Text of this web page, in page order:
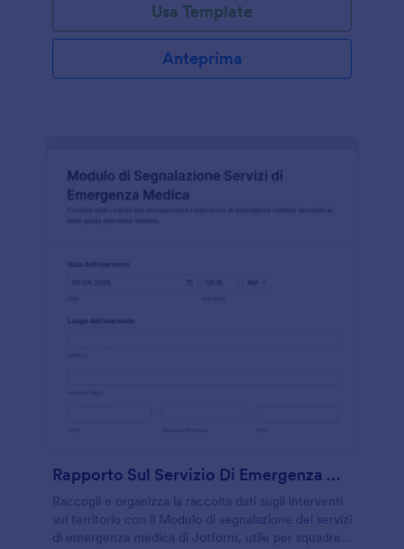
Usa Template
Anteprima
Rapporto Sul Servizio Di Emergenza Medica Sul Terreno
Raccogli e organizza la raccolta dati sugli interventi
sul territorio con il Modulo di segnalazione dei servizi
di emergenza medica di Jotform, utile per squadre